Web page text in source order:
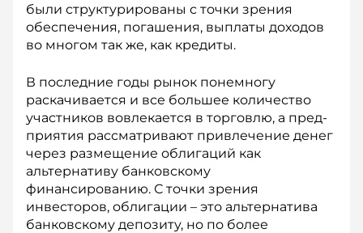
были структурированы с точки зрения
обеспечения, погашения, выплаты доходов
во многом так же, как кредиты.
В последние годы рынок понемногу
раскачивается и все большее количество
участников вовлекается в торговлю, а пред­
приятия рассматривают привлечение денег
через размещение облигаций как
альтернативу бан­ковскому
финансированию. С точки зрения
инвесторов, облигации – это альтернатива
банковскому депозиту, но по более